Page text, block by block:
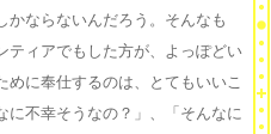
かならないんだろう。そんなも
ティアでもした方が、よっぽどい
めに奉仕するのは、とてもいいこ
に不幸そうなの？」、「そんなに